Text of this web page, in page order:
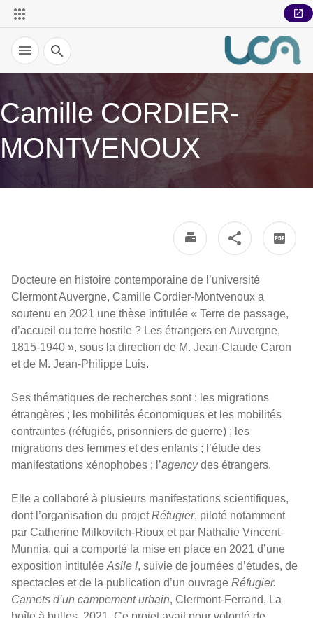
Recherche
Camille CORDIER-
MONTVENOUX
Docteure en histoire contemporaine de l’université
Clermont Auvergne, Camille Cordier-Montvenoux a
soutenu en 2021 une thèse intitulée « Terre de passage,
d’accueil ou terre hostile ? Les étrangers en Auvergne,
1815-1940 », sous la direction de M. Jean-Claude Caron
et de M. Jean-Philippe Luis.
Ses thématiques de recherches sont : les migrations
étrangères ; les mobilités économiques et les mobilités
contraintes (réfugiés, prisonniers de guerre) ; les
migrations des femmes et des enfants ; l’étude des
manifestations xénophobes ; l’agencydes étrangers.
Elle a collaboré à plusieurs manifestations scientifiques,
dont l’organisation du projetRéfugier, piloté notamment
par Catherine Milkovitch-Rioux et par Nathalie Vincent-
Munnia, qui a comporté la mise en place en 2021 d’une
exposition intitulée Asile !, suivie de journées d’études, de
spectacles et de la publication d’un ouvrage Réfugier.
Carnets d’un campement urbain, Clermont-Ferrand, La